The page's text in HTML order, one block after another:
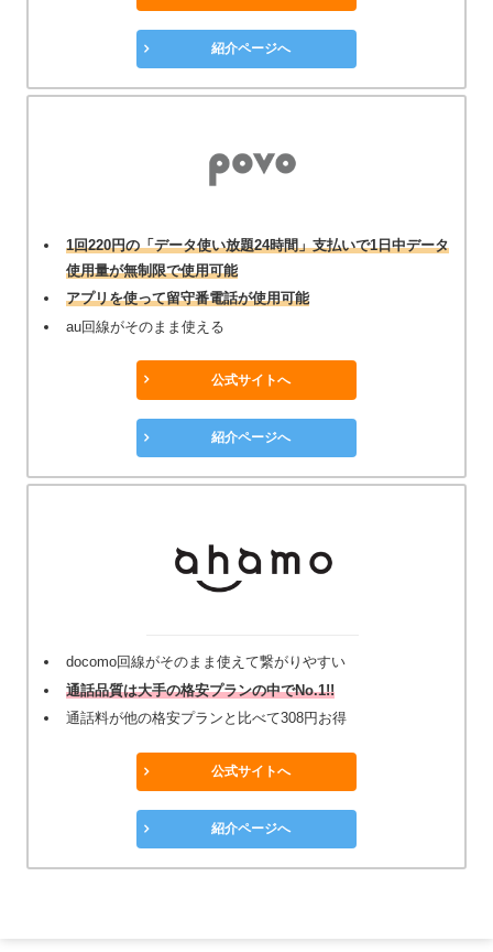
紹介ページへ
1回220円の「データ使い放題24時間」支払いで1日中データ
使用量が無制限で使用可能
アプリを使って留守番電話が使用可能
au回線がそのまま使える
公式サイトへ
紹介ページへ
docomo回線がそのまま使えて繋がりやすい
通話品質は大手の格安プランの中でNo.1!!
通話料が他の格安プランと比べて308円お得
公式サイトへ
紹介ページへ